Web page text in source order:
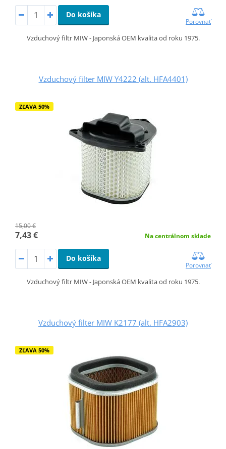
Do košíka
Porovnať
Vzduchový filtr MIW - Japonská OEM kvalita od roku 1975.
Vzduchový filter MIW Y4222 (alt. HFA4401)
ZĽAVA 50%
15,00 €
7,43 € Na centrálnom sklade
Do košíka
Porovnať
Vzduchový filtr MIW - Japonská OEM kvalita od roku 1975.
Vzduchový filter MIW K2177 (alt. HFA2903)
ZĽAVA 50%